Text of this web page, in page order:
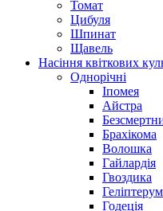
Томат
Цибуля
Шпинат
Щавель
Насіння квіткових
Однорічні
Іпомея
Айстра
Брахікома
Волошка
Гайлардія
Гвоздика
Геліптерум
Годеція